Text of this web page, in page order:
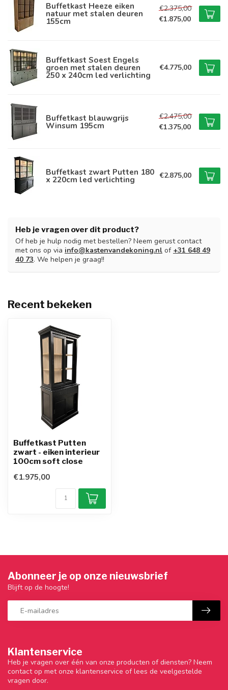
Buffetkast Heeze eiken
natuur met stalen deuren
155cm
€2.375,00
€1.875,00
Buffetkast Soest Engels
groen met stalen deuren
250 x 240cm led verlichting
€4.775,00
Buffetkast blauwgrijs
Winsum 195cm
€2.475,00
€1.375,00
Buffetkast zwart Putten 180
x 220cm led verlichting €2.875,00
Heb je vragen over dit product?
Of heb je hulp nodig met bestellen? Neem gerust contact
met ons op via info@kastenvandekoning.nl of +31 648 49
40 73. We helpen je graag!!
Recent bekeken
Buffetkast Putten
zwart - eiken interieur
100cm soft close
€1.975,00
Klantenservice
Heb je vragen over één van onze producten of diensten? Neem
contact op met onze klantenservice of lees de veelgestelde
vragen door.
Abonneer je op onze nieuwsbrief
Blijft op de hoogte!